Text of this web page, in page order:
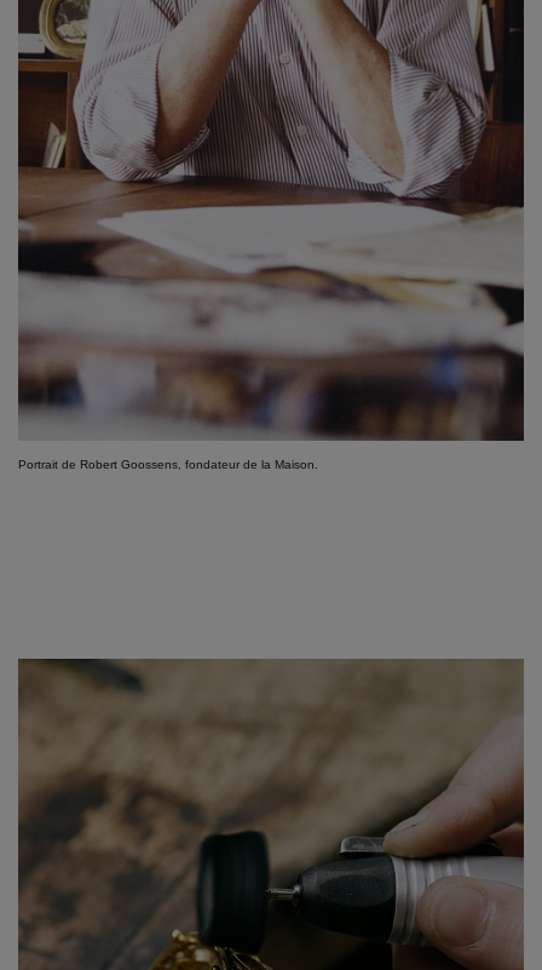
Portrait de Robert Goossens, fondateur de la Maison.